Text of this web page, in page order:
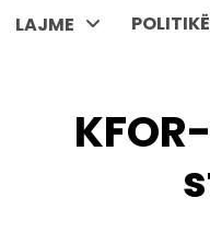
LAJME POLITIKË